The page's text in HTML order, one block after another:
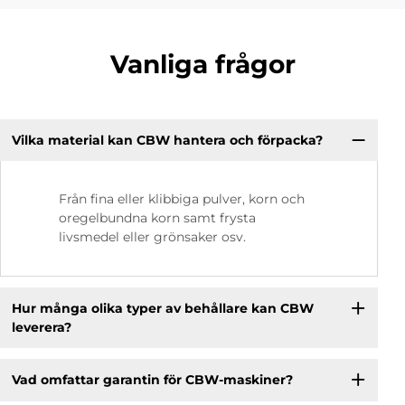
Vanliga frågor
Vilka material kan CBW hantera och förpacka?
Från fina eller klibbiga pulver, korn och
oregelbundna korn samt frysta
livsmedel eller grönsaker osv.
Hur många olika typer av behållare kan CBW
leverera?
Vad omfattar garantin för CBW-maskiner?